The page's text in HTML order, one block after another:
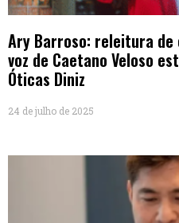
Ary Barroso: releitura
voz de Caetano Veloso
Óticas Diniz
24 de julho de 2025